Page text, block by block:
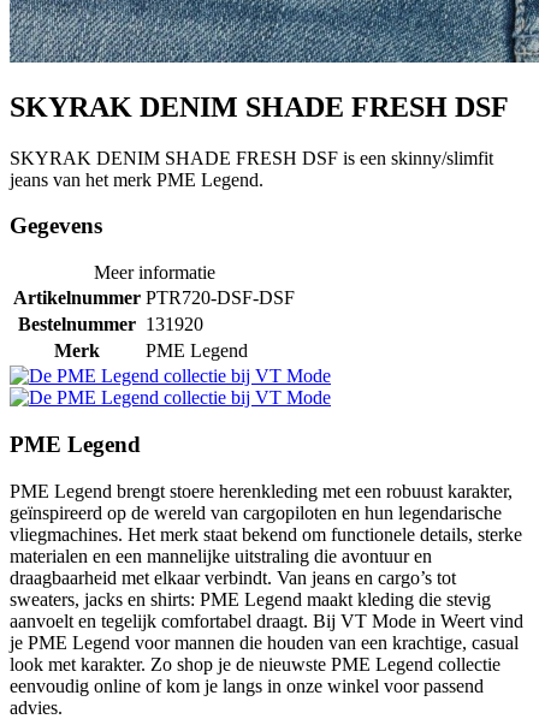
SKYRAK DENIM SHADE FRESH DSF
SKYRAK DENIM SHADE FRESH DSF is een skinny/slimfit
jeans van het merk PME Legend.
Gegevens
Meer informatie
Artikelnummer PTR720-DSF-DSF
Bestelnummer 131920
Merk
PME Legend
PME Legend
PME Legend brengt stoere herenkleding met een robuust karakter,
geïnspireerd op de wereld van cargopiloten en hun legendarische
vliegmachines. Het merk staat bekend om functionele details, sterke
materialen en een mannelijke uitstraling die avontuur en
draagbaarheid met elkaar verbindt. Van jeans en cargo’s tot
sweaters, jacks en shirts: PME Legend maakt kleding die stevig
aanvoelt en tegelijk comfortabel draagt. Bij VT Mode in Weert vind
je PME Legend voor mannen die houden van een krachtige, casual
look met karakter. Zo shop je de nieuwste PME Legend collectie
eenvoudig online of kom je langs in onze winkel voor passend
advies.